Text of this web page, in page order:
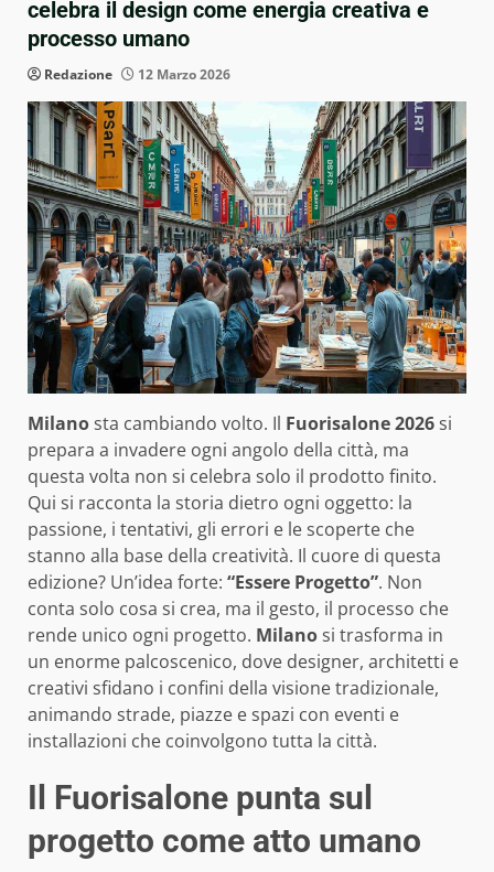
celebra il design come energia creativa e
processo umano
Redazione 12 Marzo 2026
Milanosta cambiando volto. Il Fuorisalone 2026si
prepara a invadere ogni angolo della città, ma
questa volta non si celebra solo il prodotto finito.
Qui si racconta la storia dietro ogni oggetto: la
passione, i tentativi, gli errori e le scoperte che
stanno alla base della creatività. Il cuore di questa
edizione? Un’idea forte: “Essere Progetto”. Non
conta solo cosa si crea, ma il gesto, il processo che
rende unico ogni progetto. Milanosi trasforma in
un enorme palcoscenico, dove designer, architetti e
creativi sfidano i confini della visione tradizionale,
animando strade, piazze e spazi con eventi e
installazioni che coinvolgono tutta la città.
Il Fuorisalone punta sul
progetto come atto umano